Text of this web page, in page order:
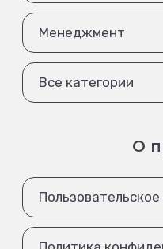
Менеджмент
Все категории
О